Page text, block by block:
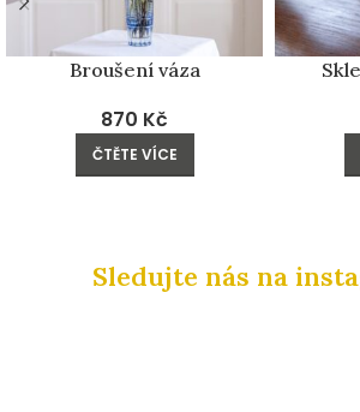
Broušení váza
870 Kč
ČTĚTE VÍCE
Sledujte nás na